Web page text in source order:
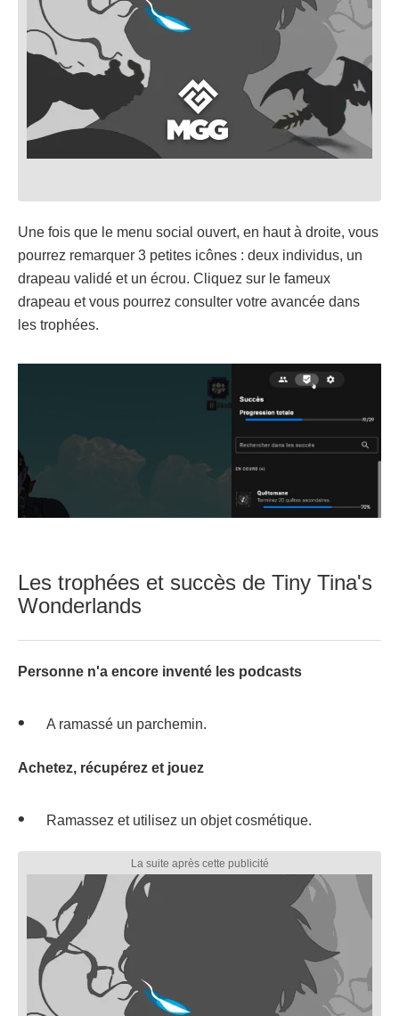
Une fois que le menu social ouvert, en haut à droite, vous
pourrez remarquer 3 petites icônes : deux individus, un
drapeau validé et un écrou. Cliquez sur le fameux
drapeau et vous pourrez consulter votre avancée dans
les trophées.
Les trophées et succès de Tiny Tina's
Wonderlands
Personne n'a encore inventé les podcasts
A ramassé un parchemin.
Achetez, récupérez et jouez
Ramassez et utilisez un objet cosmétique.